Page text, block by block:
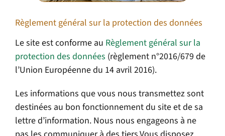
Règlement général sur la protection des données
Le site est conforme au Règlement général sur la
protection des données (règlement n°2016/679 de
l’Union Européenne du 14 avril 2016).
Les informations que vous nous transmettez sont
destinées au bon fonctionnement du site et de sa
lettre d’information. Nous nous engageons à ne